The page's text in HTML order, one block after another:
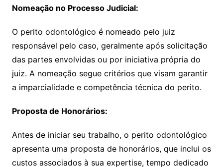
Nomeação no Processo Judicial:
O perito odontológico é nomeado pelo juiz
responsável pelo caso, geralmente após solicitação
das partes envolvidas ou por iniciativa própria do
juiz. A nomeação segue critérios que visam garantir
a imparcialidade e competência técnica do perito.
Proposta de Honorários:
Antes de iniciar seu trabalho, o perito odontológico
apresenta uma proposta de honorários, que inclui os
custos associados à sua expertise, tempo dedicado